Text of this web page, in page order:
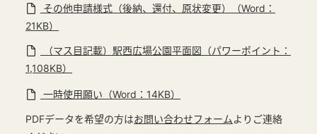
その他申請様式（後納、還付、原状変更）（Word：
21KB）
（マス目記載）駅西広場公園平面図（パワーポイント：
1,108KB）
一時使用願い（Word：14KB）
PDFデータを希望の方はお問い合わせフォームよりご連絡